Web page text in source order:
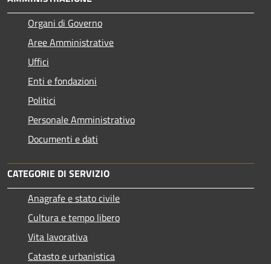
Organi di Governo
Aree Amministrative
Uffici
Enti e fondazioni
Politici
Personale Amministrativo
Documenti e dati
CATEGORIE DI SERVIZIO
Anagrafe e stato civile
Cultura e tempo libero
Vita lavorativa
Catasto e urbanistica